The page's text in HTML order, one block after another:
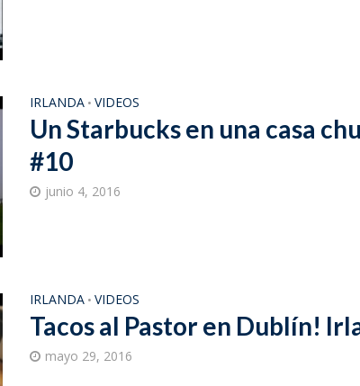
IRLANDA • VIDEOS
Un Starbucks en una casa
#10
junio 4, 2016
IRLANDA • VIDEOS
Tacos al Pastor en Dublín!
mayo 29, 2016